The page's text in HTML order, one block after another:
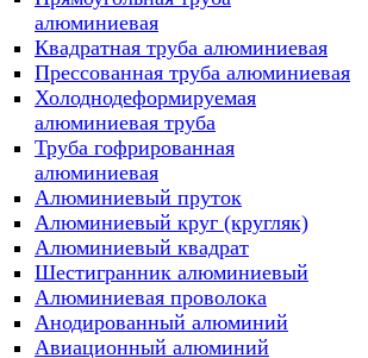
алюминиевая
Квадратная труба алюминиевая
Прессованная труба алюминиевая
Холоднодеформируемая
алюминиевая труба
Труба гофрированная
алюминиевая
Алюминиевый пруток
Алюминиевый круг (кругляк)
Алюминиевый квадрат
Шестигранник алюминиевый
Алюминиевая проволока
Анодированный алюминий
Авиационный алюминий